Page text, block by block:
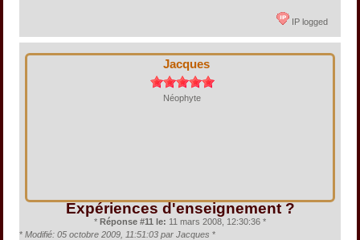
IP logged
Jacques
Néophyte
Expériences d'enseignement ?
* Réponse #11 le: 11 mars 2008, 12:30:36 *
* Modifié: 05 octobre 2009, 11:51:03 par Jacques *